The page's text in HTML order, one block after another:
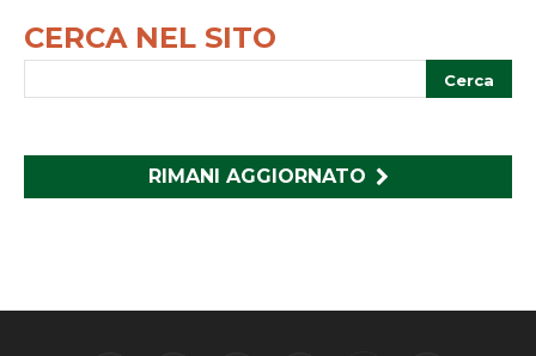
CERCA NEL SITO
RIMANI AGGIORNATO